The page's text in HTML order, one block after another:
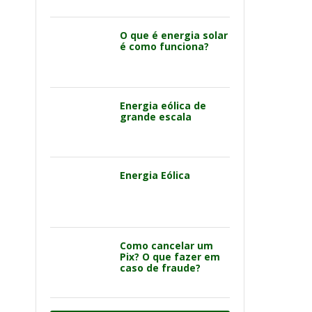
O que é energia solar
é como funciona?
Energia eólica de
grande escala
Energia Eólica
Como cancelar um
Pix? O que fazer em
caso de fraude?